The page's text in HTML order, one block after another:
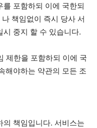
포함하되 이에 국한되
책임없이 즉시 당사 서
중지 할 수 있습니다.
제한을 포함하되 이에 국
해야하는 약관의 모든 조
책임입니다. 서비스는